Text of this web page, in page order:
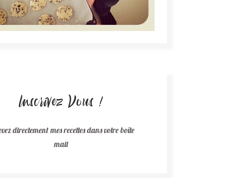
Inscrivez Vous !
directement mes recettes dans votre boîte
mail